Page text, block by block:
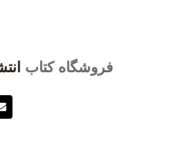
فروشگاه کتاب